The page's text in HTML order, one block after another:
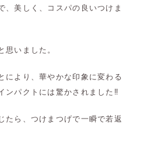
、美しく、コスパの良いつけま
いました。
により、華やかな印象に変わる
ンパクトには驚かされました‼︎
たら、つけまつげで一瞬で若返